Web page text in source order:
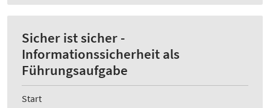
Sicher ist sicher -
Informationssicherheit als
Führungsaufgabe
Start